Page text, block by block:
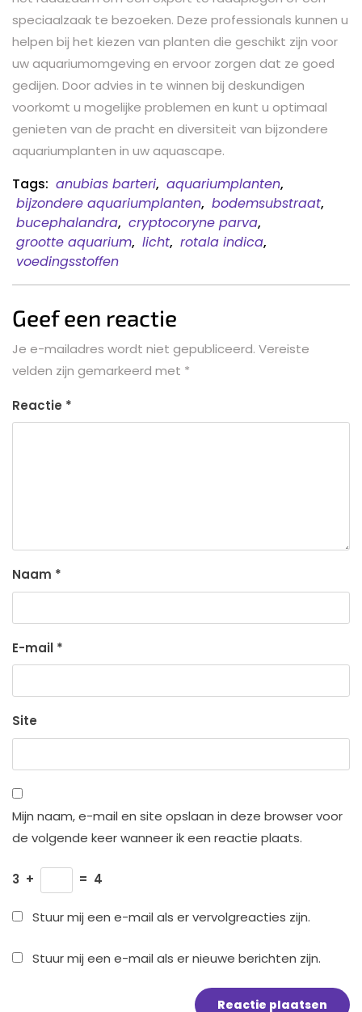
speciaalzaak te bezoeken. Deze professionals kunnen u
helpen bij het kiezen van planten die geschikt zijn voor
uw aquariumomgeving en ervoor zorgen dat ze goed
gedijen. Door advies in te winnen bij deskundigen
voorkomt u mogelijke problemen en kunt u optimaal
genieten van de pracht en diversiteit van bijzondere
aquariumplanten in uw aquascape.
Tags: anubias barteri, aquariumplanten,
bijzondere aquariumplanten, bodemsubstraat,
bucephalandra, cryptocoryne parva,
grootte aquarium, licht, rotala indica,
voedingsstoffen
Geef een reactie
Je e-mailadres wordt niet gepubliceerd. Vereiste
velden zijn gemarkeerd met *
Reactie *
Naam *
E-mail *
Site
Mijn naam, e-mail en site opslaan in deze browser voor
de volgende keer wanneer ik een reactie plaats.
3 + = 4
Stuur mij een e-mail als er vervolgreacties zijn.
Stuur mij een e-mail als er nieuwe berichten zijn.